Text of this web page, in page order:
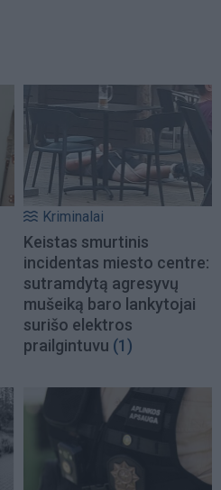
Kriminalai
Keistas smurtinis
incidentas miesto centre:
sutramdytą agresyvų
mušeiką baro lankytojai
surišo elektros
prailgintuvu (1)